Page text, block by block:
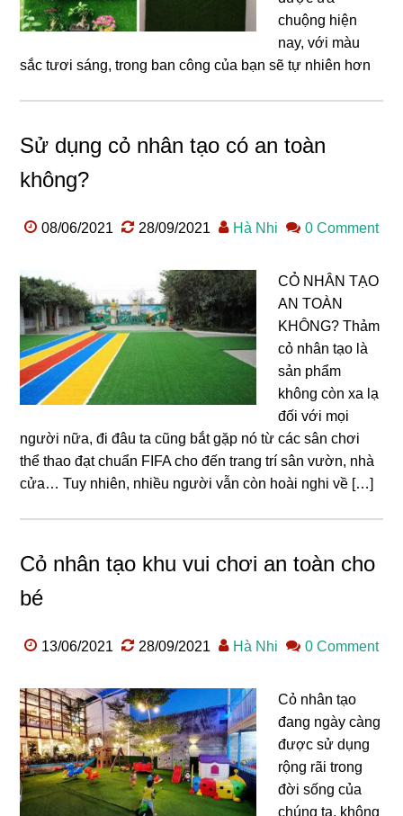
chuộng hiện
nay, với màu
sắc tươi sáng, trong ban công của bạn sẽ tự nhiên hơn
Sử dụng cỏ nhân tạo có an toàn
không?
08/06/2021 28/09/2021 Hà Nhi 0 Comment
CỎ NHÂN TẠO
AN TOÀN
KHÔNG? Thảm
cỏ nhân tạo là
sản phẩm
không còn xa lạ
đối với mọi
người nữa, đi đâu ta cũng bắt gặp nó từ các sân chơi
thể thao đạt chuẩn FIFA cho đến trang trí sân vườn, nhà
cửa… Tuy nhiên, nhiều người vẫn còn hoài nghi về […]
Cỏ nhân tạo khu vui chơi an toàn cho
bé
13/06/2021 28/09/2021 Hà Nhi 0 Comment
Cỏ nhân tạo
đang ngày càng
được sử dụng
rộng rãi trong
đời sống của
chúng ta, không